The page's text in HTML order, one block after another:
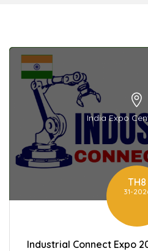
India Expo
TH8
31-
Industrial Connect Expo